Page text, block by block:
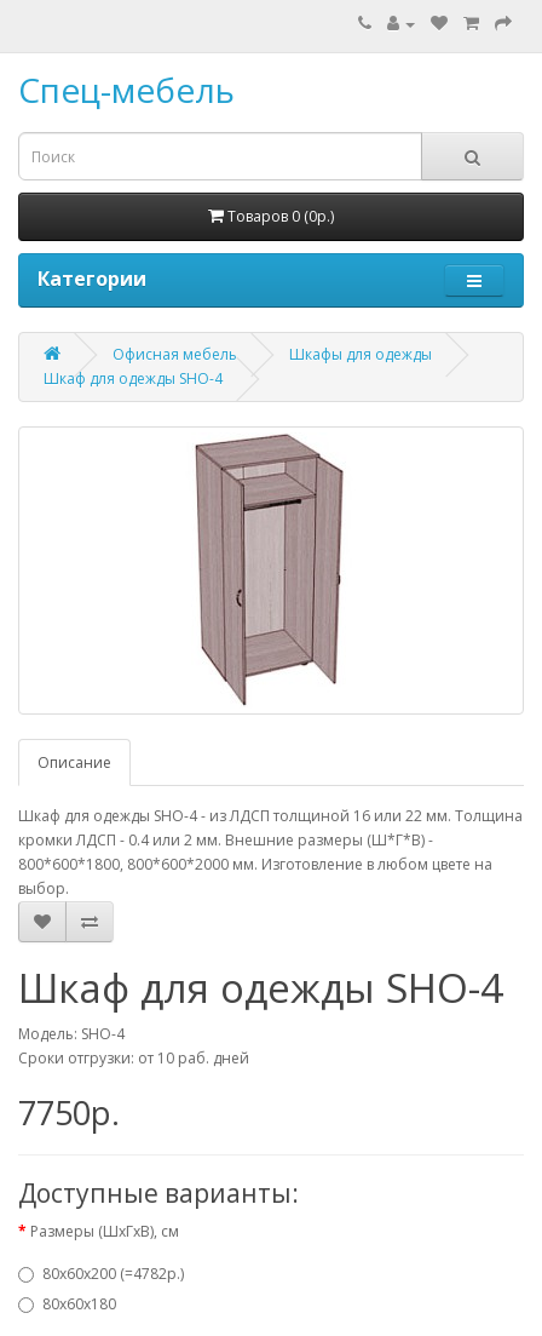
Спец-мебель
Товаров 0 (0р.)
Категории
Офисная мебель
Шкафы для одежды
Шкаф для одежды SHO-4
Описание
Шкаф для одежды SHO-4 - из ЛДСП толщиной 16 или 22 мм. Толщина
кромки ЛДСП - 0.4 или 2 мм. Внешние размеры (Ш*Г*В) -
800*600*1800, 800*600*2000 мм. Изготовление в любом цвете на
выбор.
Шкаф для одежды SHO-4
Модель: SHO-4
Сроки отгрузки: от 10 раб. дней
7750р.
Доступные варианты:
Размеры (ШхГхВ), см
80х60х200 (=4782р.)
80х60х180